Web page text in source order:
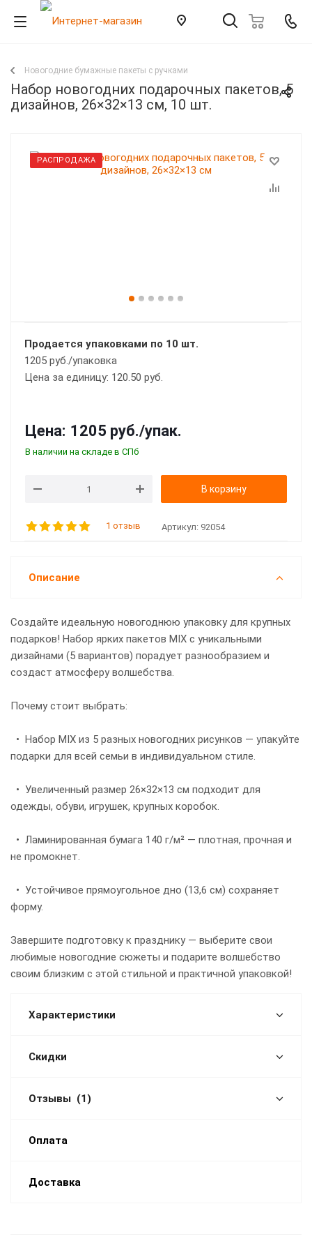
Новогодние бумажные пакеты с ручками
Набор новогодних подарочных пакетов, 5
дизайнов, 26×32×13 см, 10 шт.
РАСПРОДАЖА
Продается упаковками по 10 шт.
1205 руб./упаковка
Цена за единицу: 120.50 руб.
Цена: 1205 руб./упак.
В наличии на складе в СПб
В корзину
1 отзыв Артикул: 92054
Описание
Создайте идеальную новогоднюю упаковку для крупных
подарков! Набор ярких пакетов MIX с уникальными
дизайнами (5 вариантов) порадует разнообразием и
создаст атмосферу волшебства.
Почему стоит выбрать:
• Набор MIX из 5 разных новогодних рисунков — упакуйте
подарки для всей семьи в индивидуальном стиле.
• Увеличенный размер 26×32×13 см подходит для
одежды, обуви, игрушек, крупных коробок.
• Ламинированная бумага 140 г/м² — плотная, прочная и
не промокнет.
• Устойчивое прямоугольное дно (13,6 см) сохраняет
форму.
Завершите подготовку к празднику — выберите свои
любимые новогодние сюжеты и подарите волшебство
своим близким с этой стильной и практичной упаковкой!
Характеристики
Скидки
Отзывы (1)
Оплата
Доставка